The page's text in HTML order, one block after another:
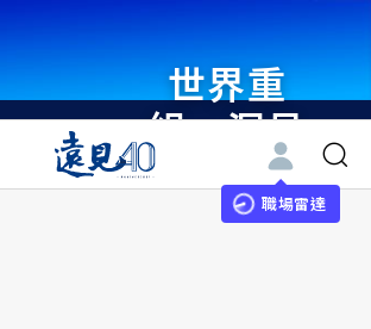
世界重
組・洞見
未來 與
世界領袖
職場雷達